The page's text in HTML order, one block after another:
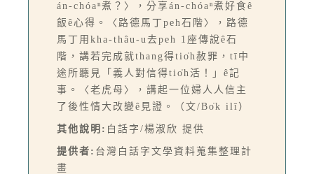
án-chóaⁿ煮？〉，分享án-chóaⁿ煮好食ê
飯ê心得。〈路德馬丁peh石階〉，路德
馬丁用kha-thâu-u去peh 1座傳說ê石
階，講若完成就thang得tio̍h赦罪，tī中
途所聽見「義人對信得tio̍h活！」ê記
事。〈老虎母〉，講起一位婦人人信主
了後性情大改變ê見證。（文/Bo̍k ilī）
其他說明: 白話字/楊淑欣 提供
提供者: 台灣白話字文學資料蒐集整理計
畫